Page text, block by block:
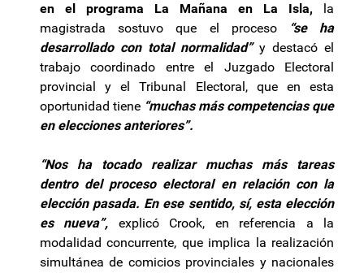
en el programa La Mañana en La Isla, la
magistrada sostuvo que el proceso
“se ha
desarrollado con total normalidad” y destacó el
trabajo coordinado entre el Juzgado Electoral
provincial y el Tribunal Electoral, que en esta
oportunidad tiene “muchas más competencias que
en elecciones anteriores”.
“Nos ha tocado realizar muchas más tareas
dentro del proceso electoral en relación con la
elección pasada. En ese sentido, sí, esta elección
es nueva”, explicó Crook, en referencia a la
modalidad concurrente, que implica la realización
simultánea de comicios provinciales y nacionales